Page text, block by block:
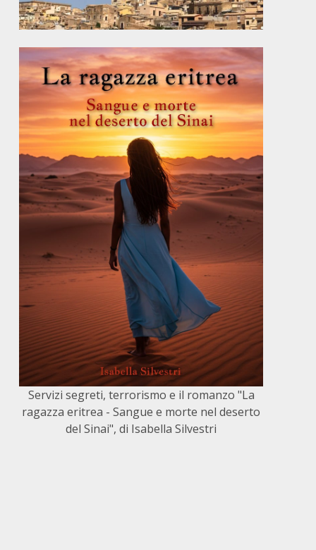
Servizi segreti, terrorismo e il romanzo "La
ragazza eritrea - Sangue e morte nel deserto
del Sinai", di Isabella Silvestri